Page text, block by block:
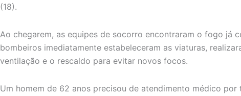
(18).
Ao chegarem, as equipes de socorro encontraram o fogo já
bombeiros imediatamente estabeleceram as viaturas,
ventilação e o rescaldo para evitar novos focos.
Um homem de 62 anos precisou de atendimento médico